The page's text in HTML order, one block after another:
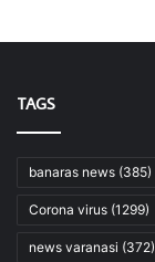
TAGS
banaras news (385)
Corona virus (1299)
news varanasi (372)